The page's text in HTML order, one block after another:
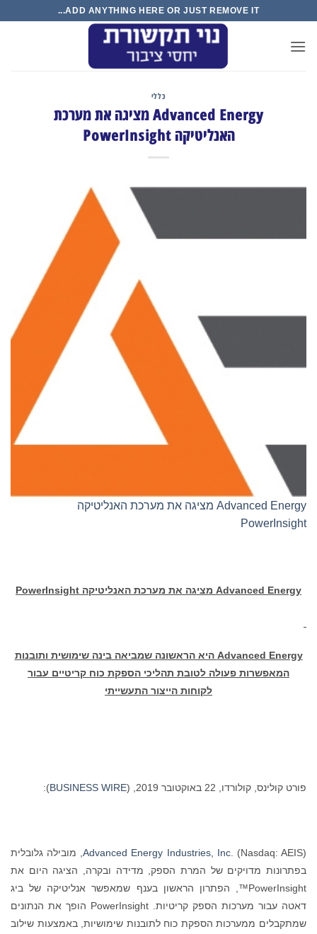
content
ADD ANYTHING HERE OR JUST REMOVE IT...
כללי
Advanced Energy מציגה את מערכת
האנליטיקה PowerInsight
Advanced Energy מציגה את מערכת האנליטיקה
PowerInsight
Advanced Energy מציגה את מערכת האנליטיקה PowerInsight
Advanced Energy היא הראשונה שמביאה בינה שימושית ותובנות
המאפשרות פעולה לטובת תהליכי הספקת כוח קריטיים עבור
לקוחות הייצור התעשייתי
פורט קולינס, קולורדו, 22 באוקטובר 2019, ( BUSINESS WIRE
):
Advanced Energy Industries, Inc.(Nasdaq: AEIS), מובילה גלובלית
בפתרונות מדויקים של המרת הספק, מדידה ובקרה, הציגה היום את
PowerInsight™, הפתרון הראשון בענף שמאפשר אנליטיקה של ביג
דאטה עבור מערכות הספק קריטיות. PowerInsight הופך את הנתונים
שמתקבלים ממערכות הספקת כוח לתובנות שימושיות, באמצעות שילוב